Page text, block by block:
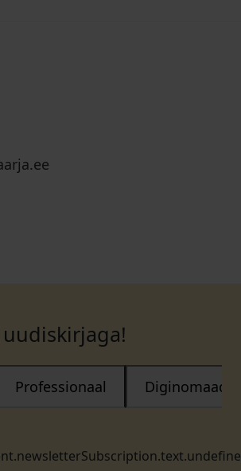
Professionaal Diginomaad